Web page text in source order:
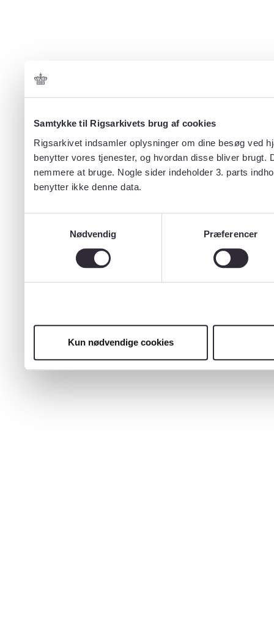
Samtykke til Rigsarkivets brug af cookies
Rigsarkivet indsamler oplysninger om dine besøg ved
benytter vores tjenester, og hvordan disse bliver
nemmere at bruge. Nogle sider indeholder 3. parts
benytter ikke denne data.
Nødvendig
Præferencer
Kun nødvendige cookies